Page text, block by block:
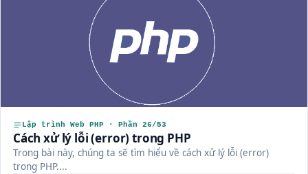
Lập trình Web PHP · Phần 26/53
Cách xử lý lỗi (error) trong PHP
Trong bài này, chúng ta sẽ tìm hiểu về cách xử lý lỗi (error)
trong PHP....